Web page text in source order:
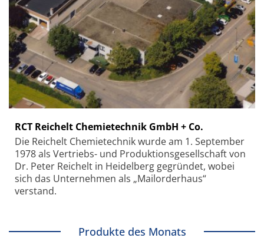
RCT Reichelt Chemietechnik GmbH + Co.
Die Reichelt Chemietechnik wurde am 1. September
1978 als Vertriebs- und Produktionsgesellschaft von
Dr. Peter Reichelt in Heidelberg gegründet, wobei
sich das Unternehmen als „Mailorderhaus“
verstand.
Produkte des Monats